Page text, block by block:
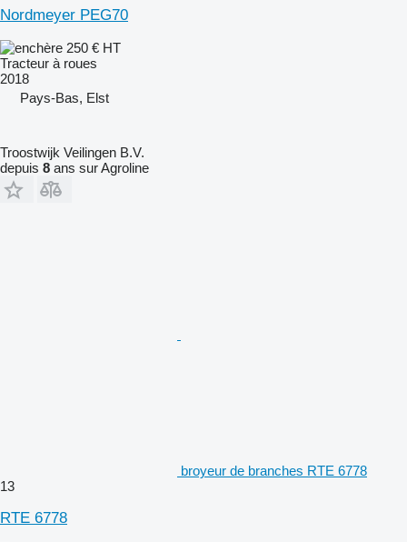
Nordmeyer PEG70
250 € HT
Tracteur à roues
2018
Pays-Bas, Elst
Troostwijk Veilingen B.V.
depuis 8 ans sur Agroline
broyeur de branches RTE 6778
13
RTE 6778